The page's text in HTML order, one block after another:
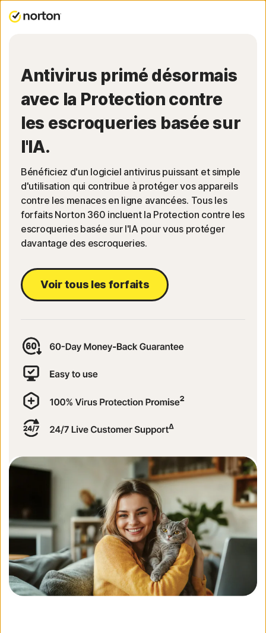
Antivirus primé désormais
avec la Protection contre
les escroqueries basée sur
l'IA.
Bénéficiez d'un logiciel antivirus puissant et simple
d'utilisation qui contribue à protéger vos appareils
contre les menaces en ligne avancées. Tous les
forfaits Norton 360 incluent la Protection contre les
escroqueries basée sur l'IA pour vous protéger
davantage des escroqueries.
Voir tous les forfaits